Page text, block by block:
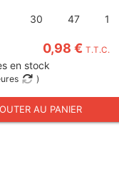
30 47 1
0,98 € T.T.C.
en stock
)
AU PANIER